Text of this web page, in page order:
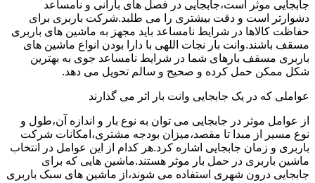
جابجایی موثر است،جابجایی در فصل های بارانی و نامساعد
دشوارتر است و دقت بیشتری را می طلبد.شرکت باربری برای
حفاظت کالاها در شرایط نامساعد باید مجهز به ماشین های باربری
مسقف باشند.وانت بار نجات اللهی با دارا بودن انواع ماشین های
باربری مسقف بارهای شما در شرایط نامساعد جوی به بهترین
شکل ممکن حمل کرده و صحیح و سالم تحویل می دهد.
عواملی که در یک جابجایی وانت بار اثر می گذارند
از عوامل موثر در جابجایی می توان به نوع بار و اندازه آن،طول و
نوع مسیر از مبدا تا مقصد،میزان بودجه مشتری،امکانات شرکت
باربری و زمان جابجایی اشاره کرد.هر کدام از این عوامل در انتخاب
ماشین باربری در حمل بار موثر هستند.ماشین هایی که برای
جابجایی درون شهری استفاده می شوند،از ماشین های سبک باربری